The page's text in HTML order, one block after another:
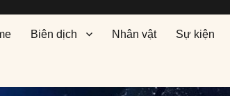
Biên dịch Nhân vật Sự kiện